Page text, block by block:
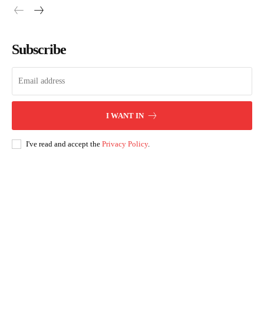
Subscribe
I WANT IN
I've read and accept the Privacy Policy.